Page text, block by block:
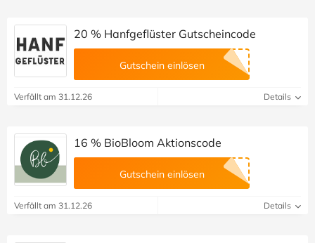
20 % Hanfgeflüster Gutscheincode
Gutschein einlösen
Verfällt am 31.12.26 Details
16 % BioBloom Aktionscode
Gutschein einlösen
Verfällt am 31.12.26 Details